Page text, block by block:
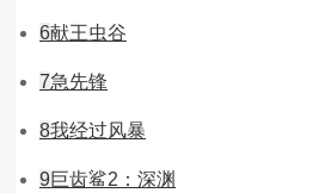
6献王虫谷
7急先锋
8我经过风暴
9巨齿鲨2：深渊